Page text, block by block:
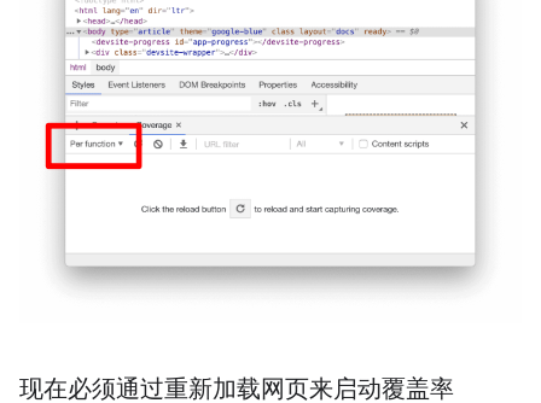
现在必须通过重新加载网页来启动覆盖率